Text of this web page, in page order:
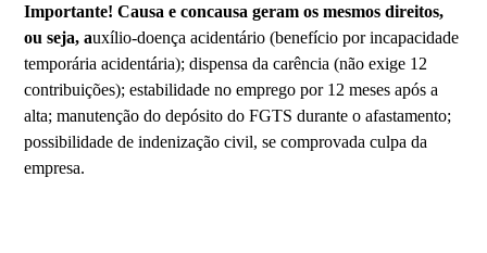
Importante! Causa e concausa geram os mesmos direitos,
ou seja, auxílio-doença acidentário (benefício por incapacidade
temporária acidentária); dispensa da carência (não exige 12
contribuições); estabilidade no emprego por 12 meses após a
alta; manutenção do depósito do FGTS durante o afastamento;
possibilidade de indenização civil, se comprovada culpa da
empresa.